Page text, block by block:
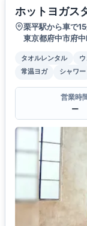
ホットヨガス
栗平駅から車で
東京都府中市府
タオルレンタル
常温ヨガ
シャワー
営業時
ー